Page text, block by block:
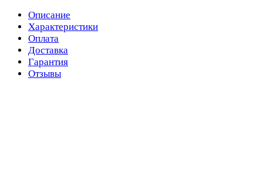
Описание
Характеристики
Оплата
Доставка
Гарантия
Отзывы